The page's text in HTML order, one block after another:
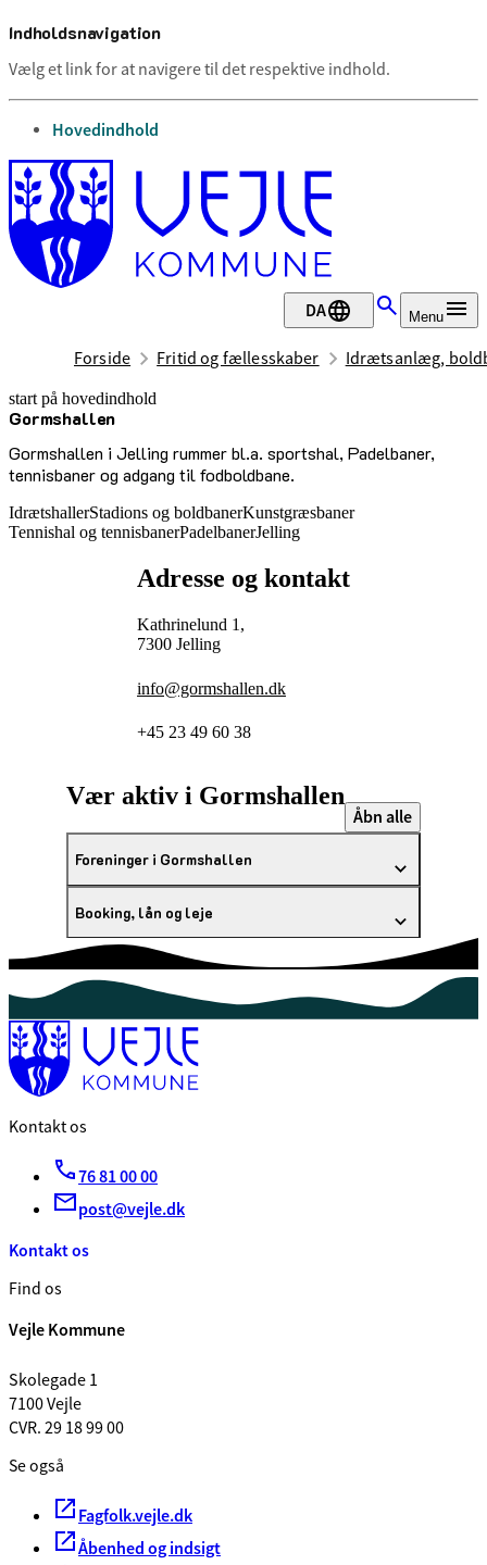
Indholdsnavigation
Vælg et link for at navigere til det respektive indhold.
gå til
Hovedindhold
DA Menu
Forside Fritid og fællesskaber Idrætsanlæg,
start på hovedindhold
Gormshallen
Gormshallen i Jelling rummer bl.a. sportshal, Padelbaner,
tennisbaner og adgang til fodboldbane.
senest opdateret 17. februar 2026
IdrætshallerStadions og boldbanerKunstgræsbaner
Tennishal og tennisbanerPadelbanerJelling
Adresse og kontakt
Kathrinelund 1,
7300 Jelling
info@gormshallen.dk
+45 23 49 60 38
Vær aktiv i Gormshallen
Åbn alle
Foreninger i Gormshallen
Booking, lån og leje
Kontakt os
76 81 00 00
post@vejle.dk
Kontakt os
Find os
Vejle Kommune
Skolegade 1
7100 Vejle
CVR. 29 18 99 00
Se også
Fagfolk.vejle.dk
Åbenhed og indsigt